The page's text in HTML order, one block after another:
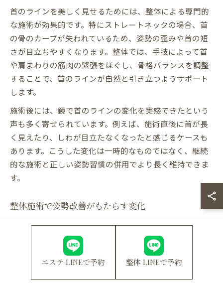
首のラインを美しく見せるためには、整体による専門的
な施術が効果的です。特にストレートネックの場合、首
の骨のカーブが失われているため、姿勢の歪みや首の短
さが目立ちやすくなります。整体では、手技によって首
や肩まわりの筋肉の緊張をほぐし、骨格バランスを調整
することで、首のラインが自然と引き立つようサポート
します。
施術後には、鏡で首のラインの変化を実感できたという
声も多く寄せられています。例えば、施術直後に首が長
く見えたり、しわが目立たなくなったと感じるケースも
あります。こうした変化は一時的なものではなく、継続
的な施術と正しい姿勢習慣の併用でより長く維持できま
す。
整体施術で姿勢改善がもたらす変化
改善内容 身体の変化 利用者の声
肩こり・頭痛の軽
減
背筋が自然に伸び
る
エステ LINEで予約 整体 LINEで予約